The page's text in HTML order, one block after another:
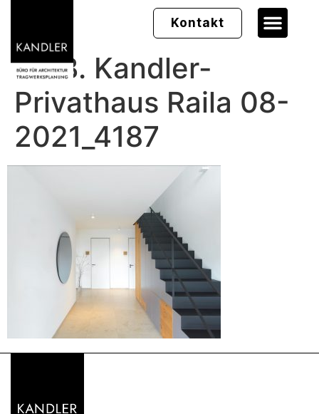
Kontakt
Dr. B. Kandler-
Privathaus Raila 08-
2021_4187